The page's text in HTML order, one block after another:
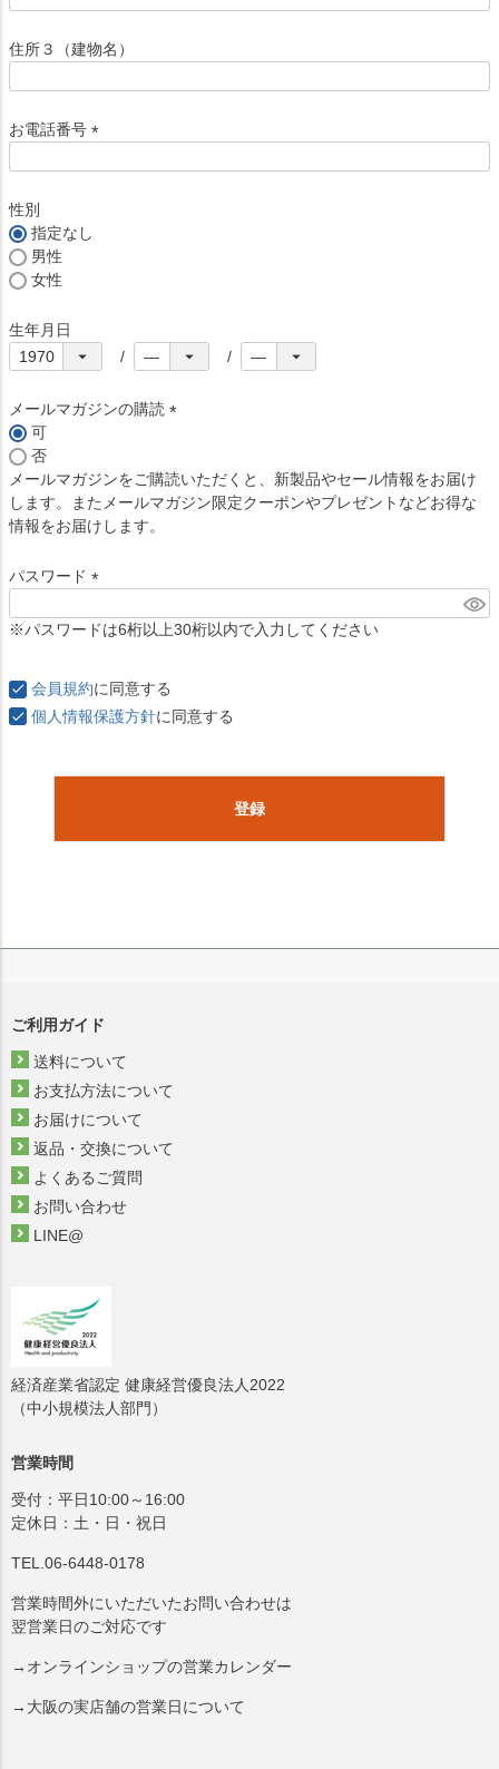
須
)
住所３（建物名）
お電話番号
性別
指定なし
男性
女性
生年月日
メールマガジンの購読
須
)
可
否
メールマガジンをご購読いただくと、新製品やセール情報をお届け
します。またメールマガジン限定クーポンやプレゼントなどお得な
情報をお届けします。
パスワード
必
※パスワードは6桁以上30桁以内で入力してください
会員規約に同意する
個人情報保護方針に同意する
登録
ご利用ガイド
送料について
お支払方法について
お届けについて
返品・交換について
よくあるご質問
お問い合わせ
LINE@
経済産業省認定 健康経営優良法人2022
（中小規模法人部門）
営業時間
受付：平日10:00～16:00
定休日：土・日・祝日
TEL.06-6448-0178
営業時間外にいただいたお問い合わせは
翌営業日のご対応です
→オンラインショップの営業カレンダー
→大阪の実店舗の営業日について